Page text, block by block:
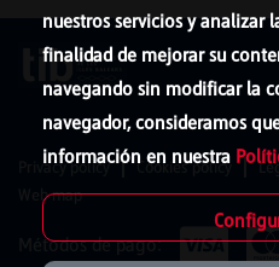
nuestros servicios y analizar
finalidad de mejorar su
navegando sin modificar la
navegador, consideramos
información en nuestra
Privacy policy Cookies policy
Web map
Métodos de pago: